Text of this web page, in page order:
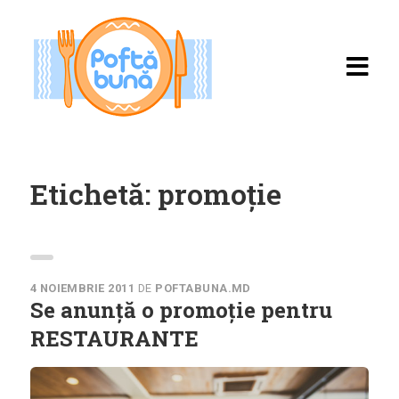
Rețete
Etichetă: promoție
4 NOIEMBRIE 2011 DE POFTABUNA.MD
Se anunță o promoție pentru
RESTAURANTE